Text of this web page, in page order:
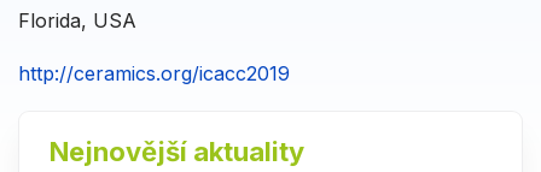
Florida, USA
http://ceramics.org/icacc2019
Nejnovější aktuality